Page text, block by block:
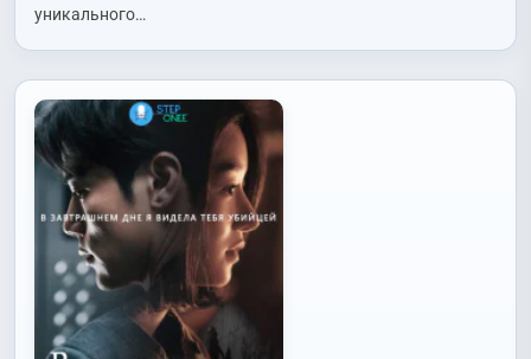
уникального…